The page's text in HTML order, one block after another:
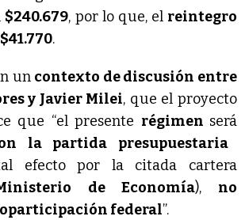
$240.679, por lo que, el reintegro
.
un contexto de discusión entre
y Javier Milei, que el proyecto
que “el presente régimen será
la partida presupuestaria
efecto por la citada cartera
de Economía), no
federal”.